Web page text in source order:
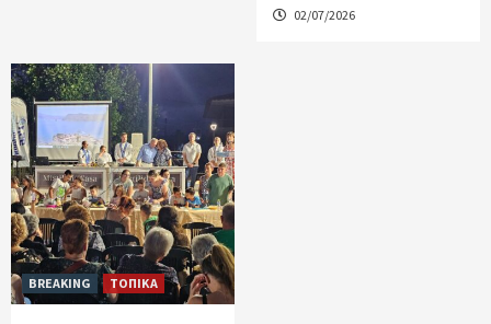
02/07/2026
BREAKING ΤΟΠΙΚΑ